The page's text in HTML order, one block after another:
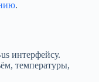
.
интерфейсу.
температуры,